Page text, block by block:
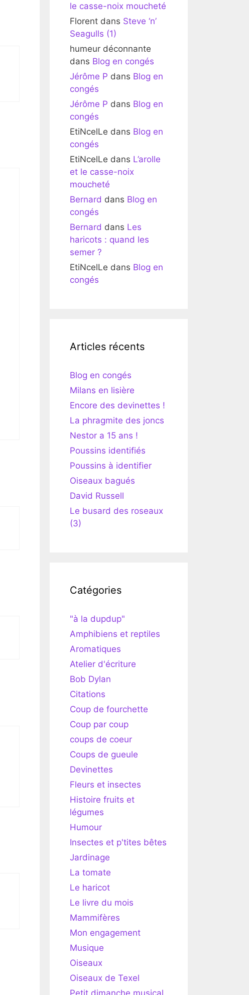
le casse-noix moucheté
Florent dans Steve ‘n’
Seagulls (1)
humeur déconnante
dans Blog en congés
Jérôme P dans Blog en
congés
Jérôme P dans Blog en
congés
EtiNcelLe dans Blog en
congés
EtiNcelLe dans L’arolle
et le casse-noix
moucheté
Bernard dans Blog en
congés
Bernard dans Les
haricots : quand les
semer ?
EtiNcelLe dans Blog en
congés
Articles récents
Blog en congés
Milans en lisière
Encore des devinettes !
La phragmite des joncs
Nestor a 15 ans !
Poussins identifiés
Poussins à identifier
Oiseaux bagués
David Russell
Le busard des roseaux
(3)
Catégories
"à la dupdup"
Amphibiens et reptiles
Aromatiques
Atelier d'écriture
Bob Dylan
Citations
Coup de fourchette
Coup par coup
coups de coeur
Coups de gueule
Devinettes
Fleurs et insectes
Histoire fruits et
légumes
Humour
Insectes et p'tites bêtes
Jardinage
La tomate
Le haricot
Le livre du mois
Mammifères
Mon engagement
Musique
Oiseaux
Oiseaux de Texel
Petit dimanche musical